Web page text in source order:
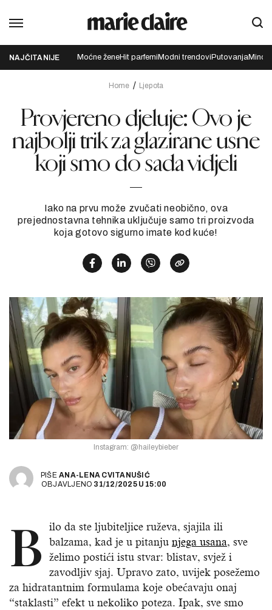
NAJČITANIJE Moćne ženeHit parfemi Modni trendovi Putovanja
Home Ljepota
Provjereno djeluje: Ovo je
najbolji trik za glazirane usne
koji smo do sada vidjeli
Iako na prvu može zvučati neobično, ova
prejednostavna tehnika uključuje samo tri proizvoda
koja gotovo sigurno imate kod kuće!
Instagram: @haileybieber
PIŠEANA-LENA CVITANUŠIĆ
OBJAVLJENO 31/12/2025 U 15:00
B
ilo da ste ljubiteljice ruževa, sjajila ili
balzama, kad je u pitanju njega usana, sve
želimo postići istu stvar: blistav, svjež i
zavodljiv sjaj. Upravo zato, uvijek posežemo
za hidratantnim formulama koje obećavaju onaj
“staklasti” efekt u nekoliko poteza. Ipak, sve smo